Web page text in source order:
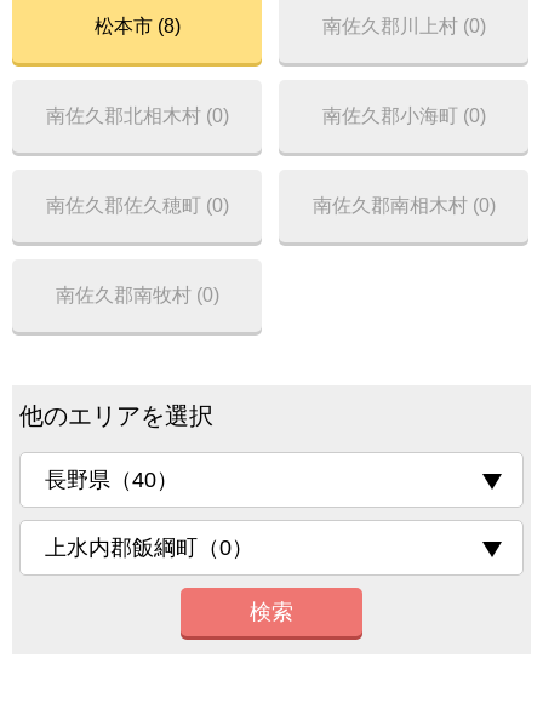
松本市 (8) 南佐久郡川上村 (0)
南佐久郡北相木村 (0) 南佐久郡小海町 (0)
南佐久郡佐久穂町 (0) 南佐久郡南相木村 (0)
南佐久郡南牧村 (0)
他のエリアを選択
検索